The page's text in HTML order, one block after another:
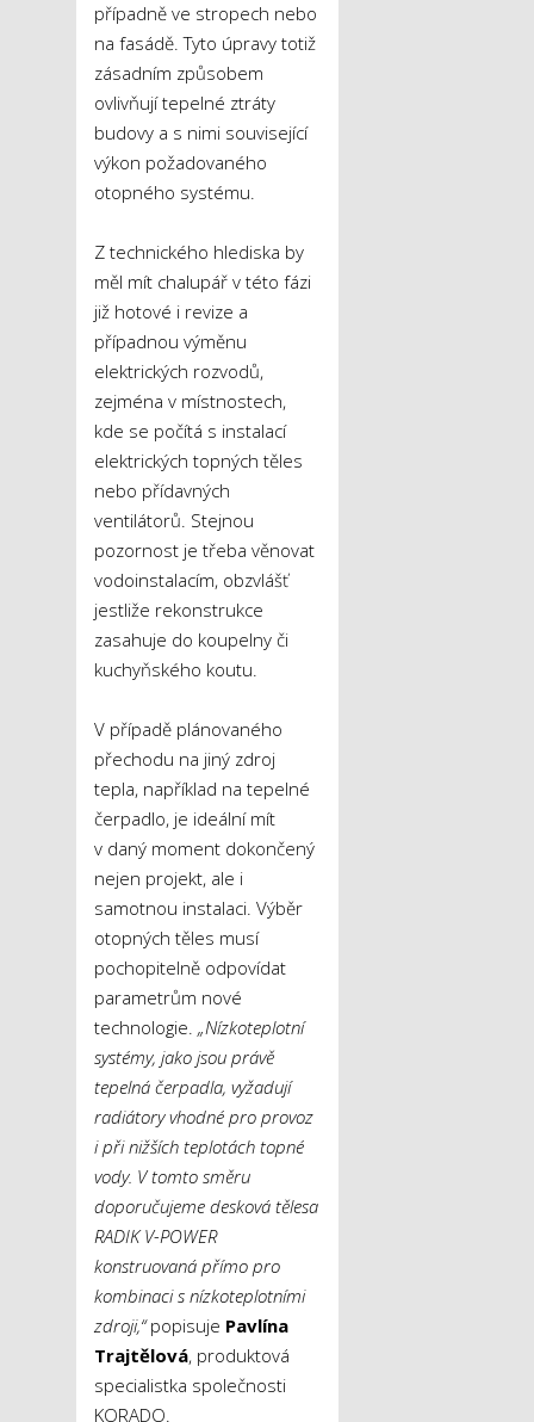
případně ve stropech nebo
na fasádě. Tyto úpravy totiž
zásadním způsobem
ovlivňují tepelné ztráty
budovy a s nimi související
výkon požadovaného
otopného systému.
Z technického hlediska by
měl mít chalupář v této fázi
již hotové i revize a
případnou výměnu
elektrických rozvodů,
zejména v místnostech,
kde se počítá s instalací
elektrických topných těles
nebo přídavných
ventilátorů. Stejnou
pozornost je třeba věnovat
vodoinstalacím, obzvlášť
jestliže rekonstrukce
zasahuje do koupelny či
kuchyňského koutu.
V případě plánovaného
přechodu na jiný zdroj
tepla, například na tepelné
čerpadlo, je ideální mít
v daný moment dokončený
nejen projekt, ale i
samotnou instalaci. Výběr
otopných těles musí
pochopitelně odpovídat
parametrům nové
technologie. „Nízkoteplotní
systémy, jako jsou právě
tepelná čerpadla, vyžadují
radiátory vhodné pro provoz
i při nižších teplotách topné
vody. V tomto směru
doporučujeme desková tělesa
RADIK V-POWER
konstruovaná přímo pro
kombinaci s nízkoteplotními
zdroji,“popisuje Pavlína
Trajtělová, produktová
specialistka společnosti
KORADO.